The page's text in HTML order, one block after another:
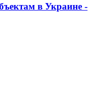
в Украине -